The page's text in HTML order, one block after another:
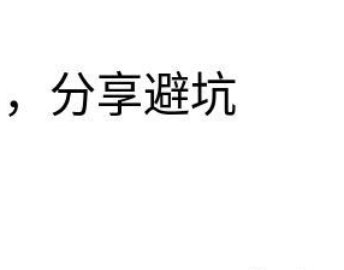
分享避坑